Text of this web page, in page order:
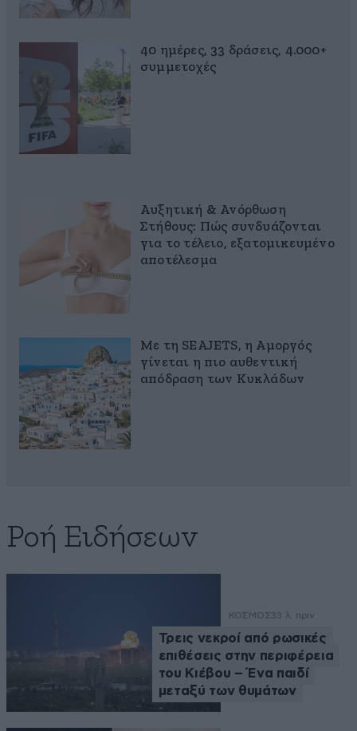
40 ημέρες, 33 δράσεις, 4.000+
συμμετοχές
Αυξητική & Ανόρθωση
Στήθους: Πώς συνδυάζονται
για το τέλειο, εξατομικευμένο
αποτέλεσμα
Με τη SEAJETS, η Αμοργός
γίνεται η πιο αυθεντική
απόδραση των Κυκλάδων
Ροή Ειδήσεων
ΚΟΣΜΟΣ33 λ. πριν
Τρεις νεκροί από ρωσικές
επιθέσεις στην περιφέρεια
του Κιέβου – Ένα παιδί
μεταξύ των θυμάτων